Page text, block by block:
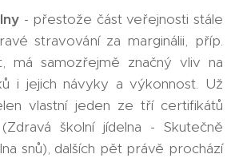
- přestože část veřejnosti stále
stravování za marginálii, příp.
má samozřejmě značný vliv na
i jejich návyky a výkonnost. Už
vlastní jeden ze tří certifikátů
školní jídelna - Skutečně
snů), dalších pět právě prochází